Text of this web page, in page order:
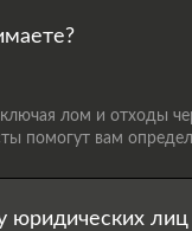
лом и отходы
помогут вам
лиц